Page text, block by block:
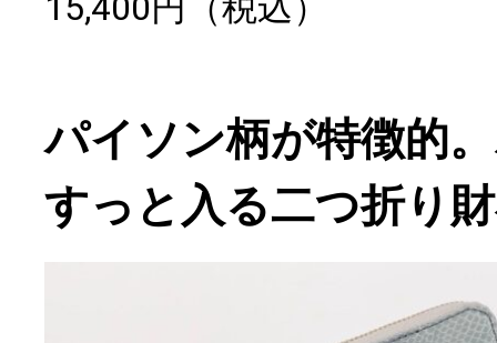
パイソン柄が特徴的
すっと入る二つ折り